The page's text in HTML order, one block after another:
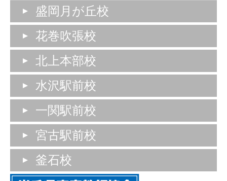
盛岡月が丘校
花巻吹張校
北上本部校
水沢駅前校
一関駅前校
宮古駅前校
釜石校